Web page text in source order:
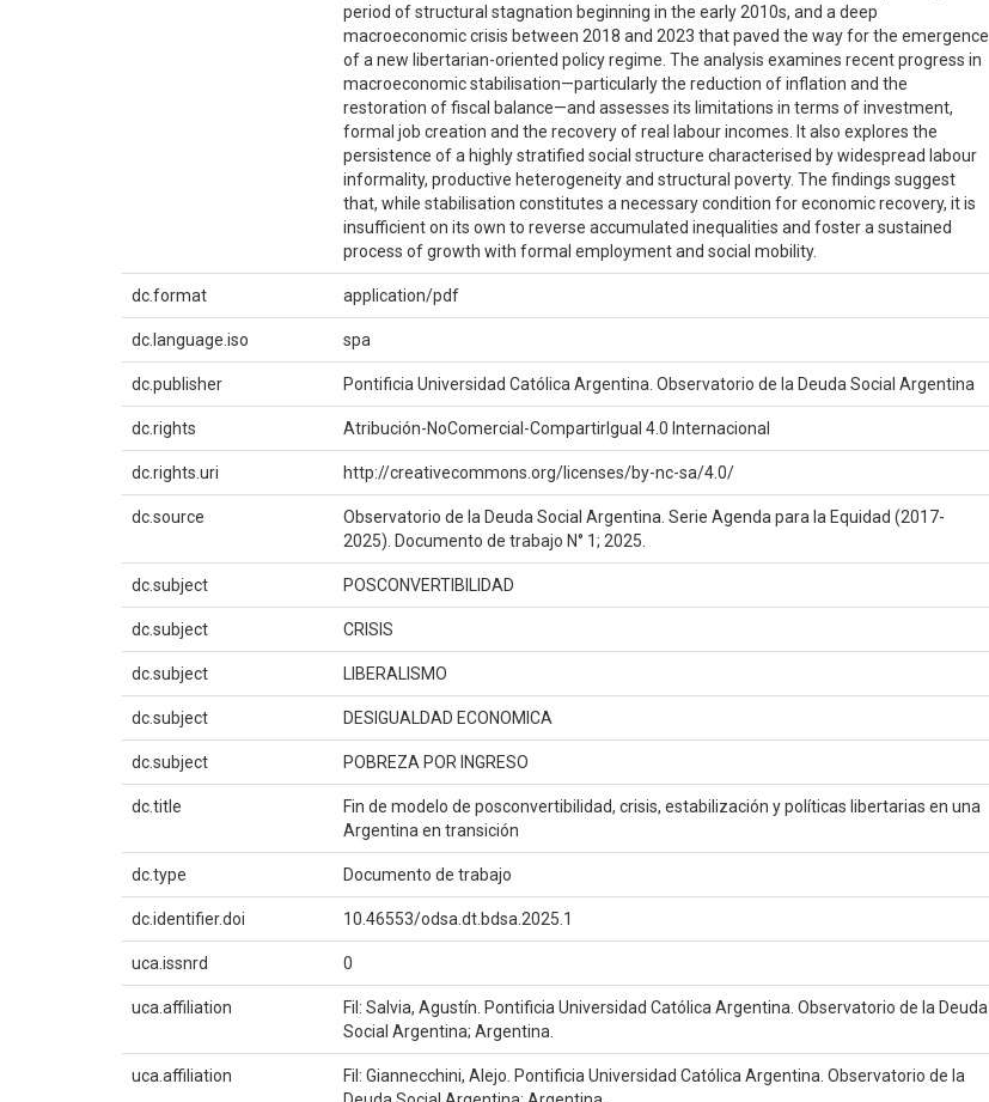
period of structural stagnation beginning in the early 2010s, and a deep
macroeconomic crisis between 2018 and 2023 that paved the way for the emergence
of a new libertarian-oriented policy regime. The analysis examines recent progress in
macroeconomic stabilisation—particularly the reduction of inflation and the
restoration of fiscal balance—and assesses its limitations in terms of investment,
formal job creation and the recovery of real labour incomes. It also explores the
persistence of a highly stratified social structure characterised by widespread labour
informality, productive heterogeneity and structural poverty. The findings suggest
that, while stabilisation constitutes a necessary condition for economic recovery, it is
insufficient on its own to reverse accumulated inequalities and foster a sustained
process of growth with formal employment and social mobility.
dc.format application/pdf
dc.language.iso spa
dc.publisher Pontificia Universidad Católica Argentina. Observatorio de la Deuda Social Argentina
dc.rights Atribución-NoComercial-CompartirIgual 4.0 Internacional
dc.rights.uri http://creativecommons.org/licenses/by-nc-sa/4.0/
dc.source
Observatorio de la Deuda Social Argentina. Serie Agenda para la Equidad (2017-
2025). Documento de trabajo N° 1; 2025.
dc.subject POSCONVERTIBILIDAD
dc.subject CRISIS
dc.subject LIBERALISMO
dc.subject DESIGUALDAD ECONOMICA
dc.subject POBREZA POR INGRESO
dc.title
Fin de modelo de posconvertibilidad, crisis, estabilización y políticas libertarias en una
Argentina en transición
dc.type Documento de trabajo
dc.identifier.doi 10.46553/odsa.dt.bdsa.2025.1
uca.issnrd 0
uca.affiliation
Fil: Salvia, Agustín. Pontificia Universidad Católica Argentina. Observatorio de la Deuda
Social Argentina; Argentina.
uca.affiliation
Fil: Giannecchini, Alejo. Pontificia Universidad Católica Argentina. Observatorio de la